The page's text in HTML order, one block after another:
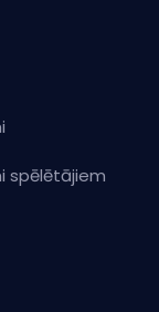
spēlētājiem